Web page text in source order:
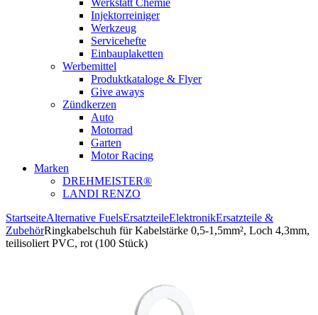
Injektorreiniger
Werkzeug
Servicehefte
Einbauplaketten
Werbemittel
Produktkataloge & Flyer
Give aways
Zündkerzen
Auto
Motorrad
Garten
Motor Racing
Marken
DREHMEISTER®
LANDI RENZO
StartseiteAlternative FuelsErsatzteileElektronikErsatzteile &
ZubehörRingkabelschuh für Kabelstärke 0,5-1,5mm², Loch 4,3mm,
teilisoliert PVC, rot (100 Stück)